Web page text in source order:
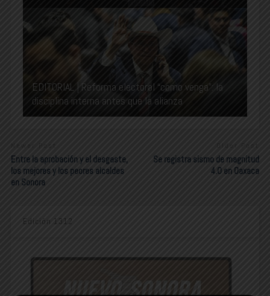
EDITORIAL | Reforma electoral “como venga”: la
disciplina interna antes que la alianza
Newer Post
Entre la aprobación y el desgaste,
los mejores y los peores alcaldes
en Sonora
Se registra sismo de magnitud
4.0 en Oaxaca
Edición 1312